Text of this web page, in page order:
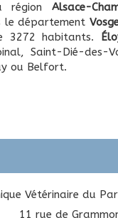
région Alsace-
le département
3272 habitants.
Saint-Dié-des-
ou Belfort.
Vétérinaire du
11 rue de